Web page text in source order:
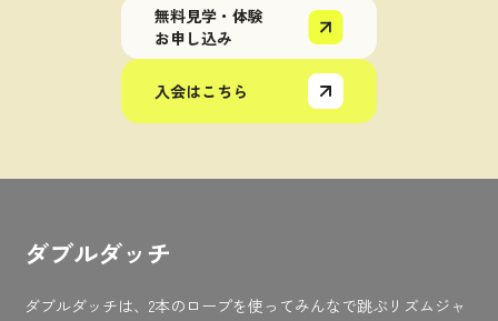
無料見学・体験
お申し込み
入会はこちら
ダブルダッチ
ダブルダッチは、2本のロープを使ってみんなで跳ぶリズムジャ